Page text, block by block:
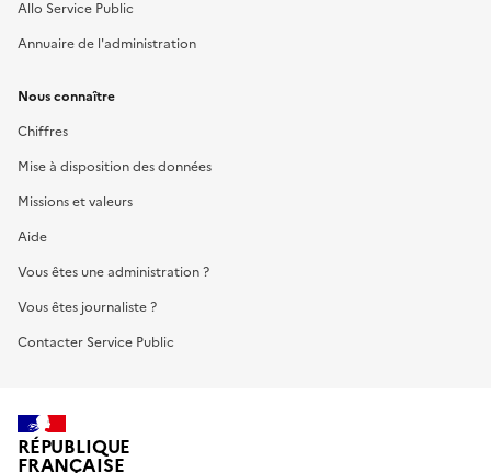
Allo Service Public
Annuaire de l'administration
Nous connaître
Chiffres
Mise à disposition des données
Missions et valeurs
Aide
Vous êtes une administration ?
Vous êtes journaliste ?
Contacter Service Public
RÉPUBLIQUE
FRANÇAISE